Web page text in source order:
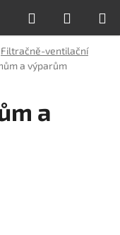
Hledat
KOŠÍK
Filtračně-ventilační
a výparům
a